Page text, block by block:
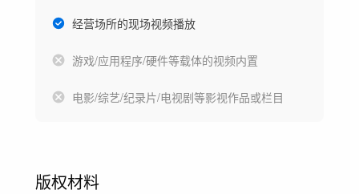
经营场所的现场视频播放
游戏/应用程序/硬件等载体的视频内置
电影/综艺/纪录片/电视剧等影视作品或栏目
版权材料